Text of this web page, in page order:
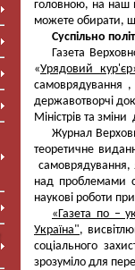
головною, на наш
можете обирати,
Суспільно
Газета
«Урядовий
самоврядування ,
державотворчі
Міністрів та
Журнал
теоретичне
самоврядування,
над проблемами
наукові роботи
«Газета по –
Україна",
соціального
зрозуміло для